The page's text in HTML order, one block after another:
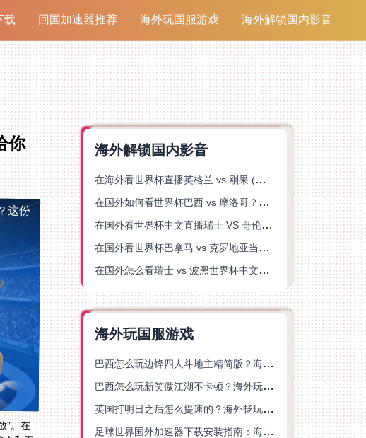
载 回国加速器推荐 海外玩国服游戏 海外解锁国内影音
你
这份
”。在
和工
如何
海外解锁国内影音
在海外看世界杯直播英格兰 vs 刚果 (金)当前地区不可播放？这篇指南帮你突破所有限制
在国外如何看世界杯巴西 vs 摩洛哥？海外党专属体育观赛指南来了
在国外看世界杯中文直播瑞士 VS 哥伦比亚当前地区不可播放？这篇指南帮你搞定
在国外看世界杯巴拿马 vs 克罗地亚当前地区不可播放？这篇指南帮你轻松解决海外体育直播难题
在国外怎么看瑞士 vs 波黑世界杯中文解说？这篇指南帮你搞定所有地区限制问题
海外玩国服游戏
巴西怎么玩边锋四人斗地主精简版？海外游戏党的加速器终极选择
巴西怎么玩新笑傲江湖不卡顿？海外玩家国服游戏加速终极指南（附猫和老鼠一梦江湖实测）
英国打明日之后怎么提速的？海外畅玩国服游戏终极指南
足球世界国外加速器下载安装指南：海外党畅玩国服游戏的终极解决方案